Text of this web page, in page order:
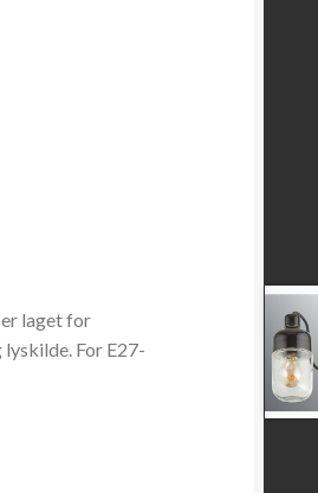
laget for
For E27-